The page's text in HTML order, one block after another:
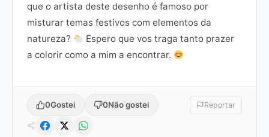
que o artista deste desenho é famoso por
misturar temas festivos com elementos da
natureza?
Espero que vos traga tanto prazer
a colorir como a mim a encontrar.
0Gostei 0Não gostei Reportar